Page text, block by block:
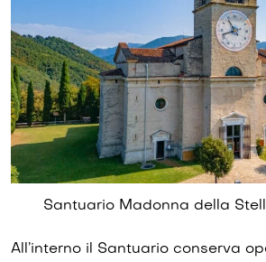
Santuario Madonna della
All’interno il Santuario conserva